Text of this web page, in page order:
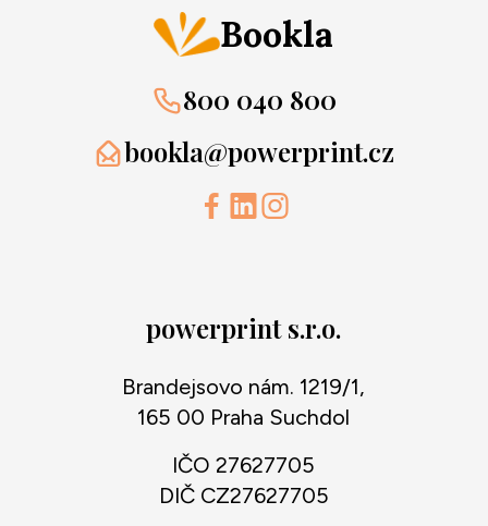
Bookla
800 040 800
bookla@powerprint.cz
powerprint s.r.o.
Brandejsovo nám. 1219/1,
165 00 Praha Suchdol
IČO 27627705
DIČ CZ27627705